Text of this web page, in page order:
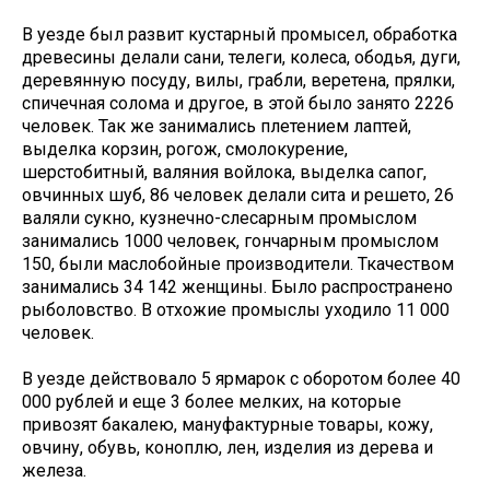
В уезде был развит кустарный промысел, обработка
древесины делали сани, телеги, колеса, ободья, дуги,
деревянную посуду, вилы, грабли, веретена, прялки,
спичечная солома и другое, в этой было занято 2226
человек. Так же занимались плетением лаптей,
выделка корзин, рогож, смолокурение,
шерстобитный, валяния войлока, выделка сапог,
овчинных шуб, 86 человек делали сита и решето, 26
валяли сукно, кузнечно-слесарным промыслом
занимались 1000 человек, гончарным промыслом
150, были маслобойные производители. Ткачеством
занимались 34 142 женщины. Было распространено
рыболовство. В отхожие промыслы уходило 11 000
человек.
В уезде действовало 5 ярмарок с оборотом более 40
000 рублей и еще 3 более мелких, на которые
привозят бакалею, мануфактурные товары, кожу,
овчину, обувь, коноплю, лен, изделия из дерева и
железа.